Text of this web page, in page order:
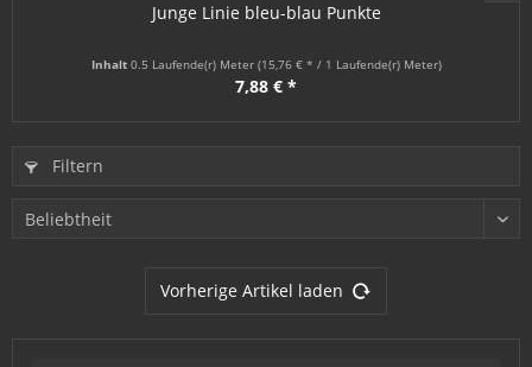
Junge Linie bleu-blau Punkte
Inhalt 0.5 Laufende(r) Meter (15,76 € * / 1 Laufende(r) Meter)
7,88 € *
Filtern
Vorherige Artikel laden